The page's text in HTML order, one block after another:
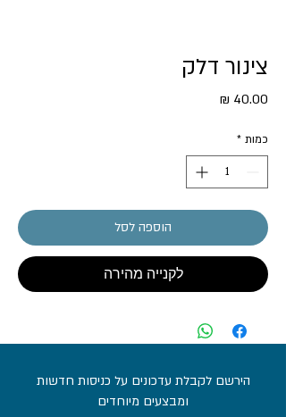
צינור דלק
כמות *
הוספה לסל
לקנייה מהירה
הירשם לקבלת עדכונים על כניסות חדשות
ומבצעים מיוחדים